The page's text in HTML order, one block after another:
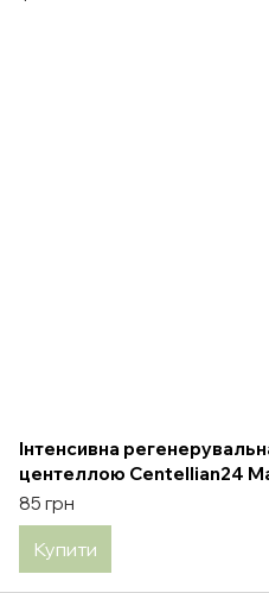
Інтенсивна
центеллою Centellian24
Intensive Formula, 1 шт
85 грн
Купити